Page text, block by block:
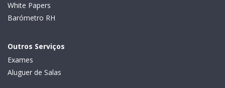
White Papers
Barómetro RH
Outros Serviços
Exames
Aluguer de Salas